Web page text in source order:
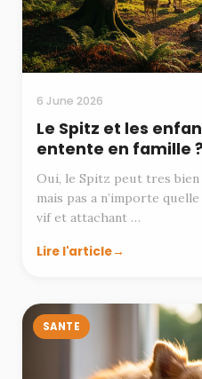
6 June 2026
Le Spitz et les
entente en famille ?
Oui, le Spitz peut tres bien
mais pas a n’importe
vif et attachant …
Lire l'article
SANTE